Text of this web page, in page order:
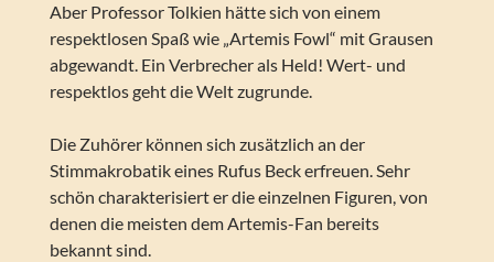
Aber Professor Tolkien hätte sich von einem
respektlosen Spaß wie „Artemis Fowl“ mit Grausen
abgewandt. Ein Verbrecher als Held! Wert- und
respektlos geht die Welt zugrunde.
Die Zuhörer können sich zusätzlich an der
Stimmakrobatik eines Rufus Beck erfreuen. Sehr
schön charakterisiert er die einzelnen Figuren, von
denen die meisten dem Artemis-Fan bereits
bekannt sind.